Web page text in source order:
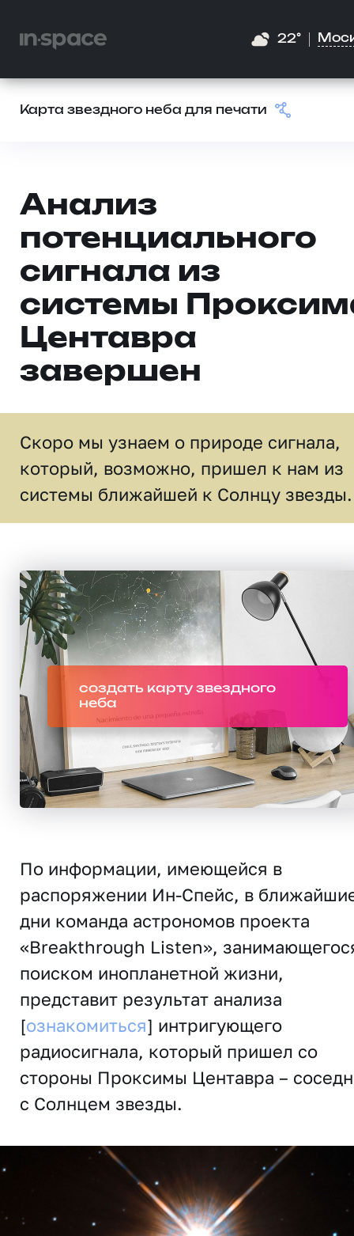
22°
Карта звездного неба для печати
Анализ
потенциального
сигнала из
системы
Центавра
завершен
Скоро мы узнаем о природе сигнала,
который, возможно, пришел к нам из
системы ближайшей к Солнцу звезды.
создать карту звездного
неба
По информации, имеющейся в
распоряжении Ин-Спейс, в
дни команда астрономов проекта
«Breakthrough Listen»,
поиском инопланетной жизни,
представит результат анализа
[ознакомиться] интригующего
радиосигнала, который пришел со
стороны Проксимы Центавра –
с Солнцем звезды.